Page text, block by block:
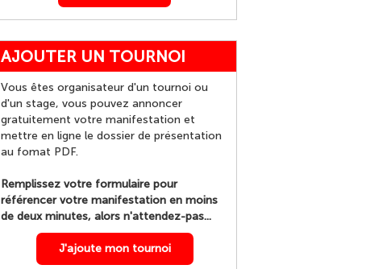
AJOUTER UN TOURNOI
Vous êtes organisateur d'un tournoi ou
d'un stage, vous pouvez annoncer
gratuitement votre manifestation et
mettre en ligne le dossier de présentation
au fomat PDF.
Remplissez votre formulaire pour
référencer votre manifestation en moins
de deux minutes, alors n'attendez-pas...
J'ajoute mon tournoi